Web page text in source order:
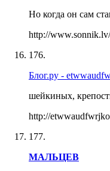
Но когда он сам
http://
176.
Блог.ру -
шейкиных,
http://
177.
МАЛЬЦЕВ